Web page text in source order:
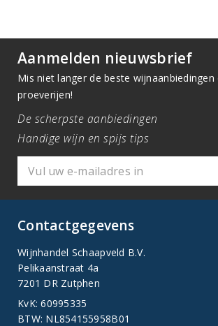
Aanmelden nieuwsbrief
Mis niet langer de beste
proeverijen!
De scherpste aanbiedingen
Handige wijn en spijs tips
Contactgegevens
Wijnhandel Schaapveld B.V.
Pelikaanstraat 4a
7201 DR Zutphen
KvK: 60995335
BTW: NL854155958B01